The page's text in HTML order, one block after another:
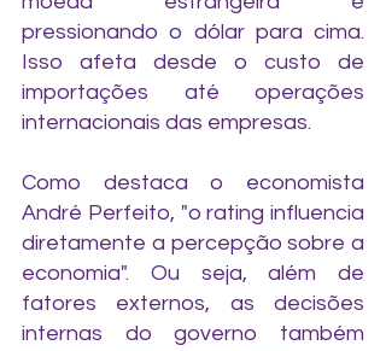
pressionando o dólar para cima.
Isso afeta desde o custo de
importações até operações
internacionais das empresas.
Como destaca o economista
André Perfeito, "o rating influencia
diretamente a percepção sobre a
economia". Ou seja, além de
fatores externos, as decisões
internas do governo também